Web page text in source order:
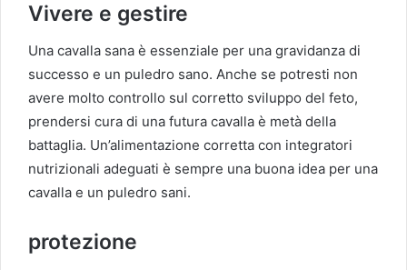
Vivere e gestire
Una cavalla sana è essenziale per una gravidanza di
successo e un puledro sano. Anche se potresti non
avere molto controllo sul corretto sviluppo del feto,
prendersi cura di una futura cavalla è metà della
battaglia. Un’alimentazione corretta con integratori
nutrizionali adeguati è sempre una buona idea per una
cavalla e un puledro sani.
protezione